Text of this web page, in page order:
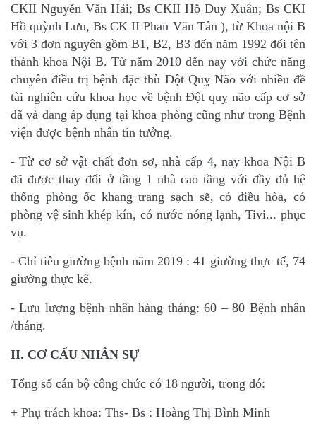
CKII Nguyễn Văn Hải; Bs CKII Hồ Duy Xuân; Bs CKI
Hồ quỳnh Lưu,Bs CK II Phan Văn Tân ), từ Khoa nội B
với 3 đơn nguyên gồm B1, B2, B3 đến năm 1992 đổi tên
thành khoa Nội B. Từ năm 2010 đến nay với chức năng
chuyên điều trị bệnh đặc thù Đột Quỵ Não với nhiều đề
tài nghiên cứu khoa học về bệnh Đột quỵ não cấp cơ sở
đã và đang ápdụng tại khoa phòng cũng như trong Bệnh
viện được bệnh nhân tin tưởng.
- Từ cơ sở vật chất đơn sơ, nhà cấp 4, nay khoa Nội B
đã được thay đổi ở tầng 1 nhà cao tầng với đầy đủ hệ
thống phòng ốc khang trang sạch sẽ, có điều hòa, có
phòng vệ sinh khép kín, có nước nóng lạnh, Tivi... phục
vụ.
- Chỉ tiêu giường bệnh năm 2019 : 41 giường thực tế, 74
giường thực kê.
- Lưu lượng bệnh nhân hàng tháng: 60 – 80 Bệnh nhân
/tháng.
II. CƠ CẤU NHÂN SỰ
Tổng số cán bộ công chức có 18 người, trong đó:
+ Phụ trách khoa: Ths- Bs : Hoàng Thị Bình Minh